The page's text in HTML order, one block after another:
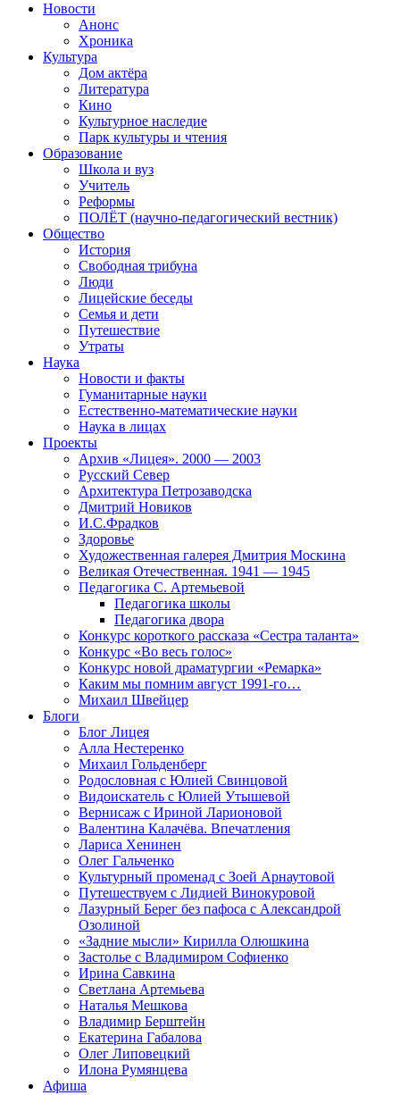
Новости
Анонс
Хроника
Культура
Дом актёра
Литература
Кино
Культурное наследие
Парк культуры и чтения
Образование
Школа и вуз
Учитель
Реформы
ПОЛЁТ (научно-педагогический вестник)
Общество
История
Свободная трибуна
Люди
Лицейские беседы
Семья и дети
Путешествие
Утраты
Наука
Новости и факты
Гуманитарные науки
Естественно-математические науки
Наука в лицах
Проекты
Архив «Лицея». 2000 — 2003
Русский Север
Архитектура Петрозаводска
Дмитрий Новиков
И.С.Фрадков
Здоровье
Художественная галерея Дмитрия Москина
Великая Отечественная. 1941 — 1945
Педагогика С. Артемьевой
Педагогика школы
Педагогика двора
Конкурс короткого рассказа «Сестра таланта»
Конкурс «Во весь голос»
Конкурс новой драматургии «Ремарка»
Каким мы помним август 1991-го…
Михаил Швейцер
Блоги
Блог Лицея
Алла Нестеренко
Михаил Гольденберг
Родословная с Юлией Свинцовой
Видоискатель с Юлией Утышевой
Вернисаж с Ириной Ларионовой
Валентина Калачёва. Впечатления
Лариса Хенинен
Олег Гальченко
Культурный променад с Зоей Арнаутовой
Путешествуем с Лидией Винокуровой
Лазурный Берег без пафоса с Александрой
Озолиной
«Задние мысли» Кирилла Олюшкина
Застолье с Владимиром Софиенко
Ирина Савкина
Светлана Артемьева
Наталья Мешкова
Владимир Берштейн
Екатерина Габалова
Олег Липовецкий
Илона Румянцева
Афиша